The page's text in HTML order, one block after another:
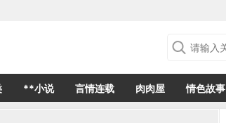
**小说 言情连载 肉肉屋 情色故事